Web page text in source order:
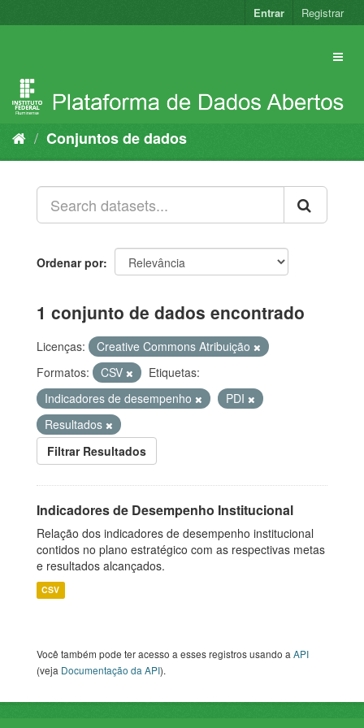
para
Entrar Registrar
Conjuntos de dados
Ordenar por
1 conjunto de dados encontrado
Licenças:
Creative Commons Atribuição
Formatos:
CSV
Etiquetas:
Indicadores de desempenho
PDI
Resultados
Filtrar Resultados
Indicadores de Desempenho Institucional
Relação dos indicadores de desempenho institucional
contidos no plano estratégico com as respectivas metas
e resultados alcançados.
CSV
Você também pode ter acesso a esses registros usando aAPI
(veja Documentação da API).